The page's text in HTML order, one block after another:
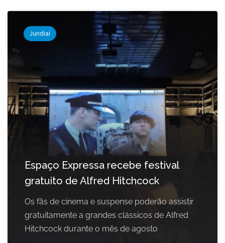
Jundiaí
Espaço Expressa recebe festival
gratuito de Alfred Hitchcock
Os fãs de cinema e suspense poderão assistir
gratuitamente a grandes clássicos de Alfred
Hitchcock durante o mês de agosto